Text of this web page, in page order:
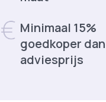
Minimaal 15%
goedkoper dan
adviesprijs